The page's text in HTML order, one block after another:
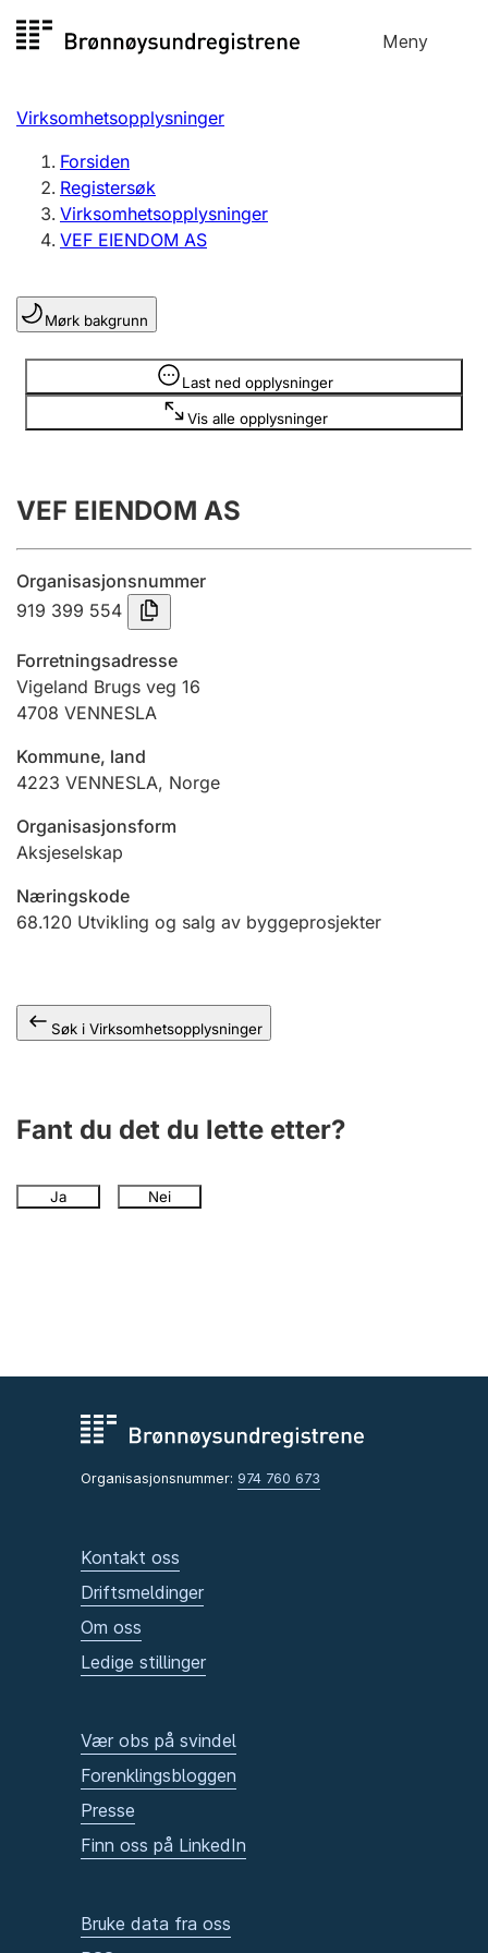
til
Meny
Registersøk
Aksjeselskap
Enkeltpersonforetak
Registrere, endre, slette
Lag og forening
Registrere, endre, slette
Innsending og forsinkelsesgebyr
Tinglysing
Jeger
Ektepaktveileder
Offentlig sektor
Virksomhetsopplysninger
Forsiden
Registersøk
Virksomhetsopplysninger
VEF EIENDOM AS
Mørk bakgrunn
Last ned opplysninger
Vis alle opplysninger
Opplysninger er skjult
VEF EIENDOM AS
Organisasjonsnummer
919 399 554
Forretningsadresse
Vigeland Brugs veg 16
4708 VENNESLA
Kommune, land
4223 VENNESLA, Norge
Organisasjonsform
Aksjeselskap
Næringskode
68.120 Utvikling og salg av byggeprosjekter
Søk i Virksomhetsopplysninger
Fant du det du lette etter?
Ja Nei
Organisasjonsnummer: 974 760 673
Kontakt oss
Driftsmeldinger
Om oss
Ledige stillinger
Vær obs på svindel
Forenklingsbloggen
Presse
Finn oss på LinkedIn
Bruke data fra oss